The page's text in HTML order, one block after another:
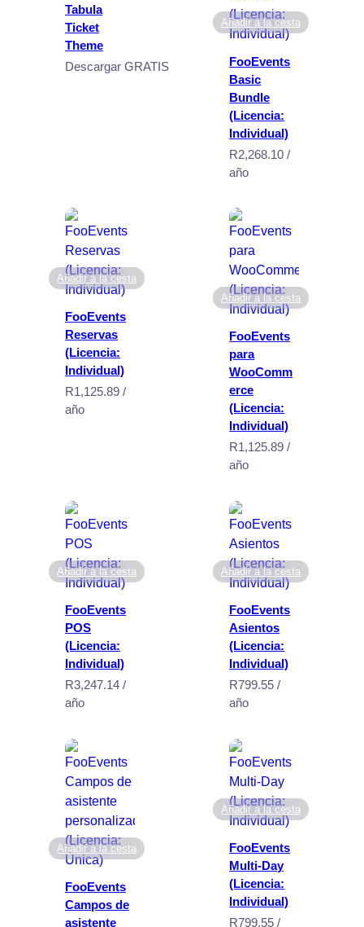
Tabula
Ticket
Theme
Descargar GRATIS
Añadir a la cesta
FooEvents
Basic
Bundle
(Licencia:
Individual)
R2,268.10 /
año
Añadir a la cesta
FooEvents
Reservas
(Licencia:
Individual)
R1,125.89 /
año
Añadir a la cesta
FooEvents
para
WooComm
erce
(Licencia:
Individual)
R1,125.89 /
año
Añadir a la cesta
FooEvents
POS
(Licencia:
Individual)
R3,247.14 /
año
Añadir a la cesta
FooEvents
Asientos
(Licencia:
Individual)
R799.55 /
año
Añadir a la cesta
FooEvents
Campos de
asistente
Añadir a la cesta
FooEvents
Multi-Day
(Licencia:
Individual)
R799.55 /